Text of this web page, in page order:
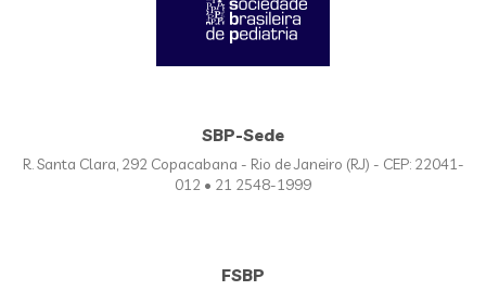
SBP-Sede
R. Santa Clara, 292 Copacabana - Rio de Janeiro (RJ) - CEP: 22041-
012 • 21 2548-1999
FSBP